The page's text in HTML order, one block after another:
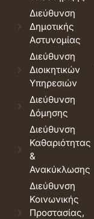
Διεύθυνση
Δημοτικής
Αστυνομίας
Διεύθυνση
Διοικητικών
Υπηρεσιών
Διεύθυνση
Δόμησης
Διεύθυνση
Καθαριότητας
&
Ανακύκλωσης
Διεύθυνση
Κοινωνικής
Προστασίας,